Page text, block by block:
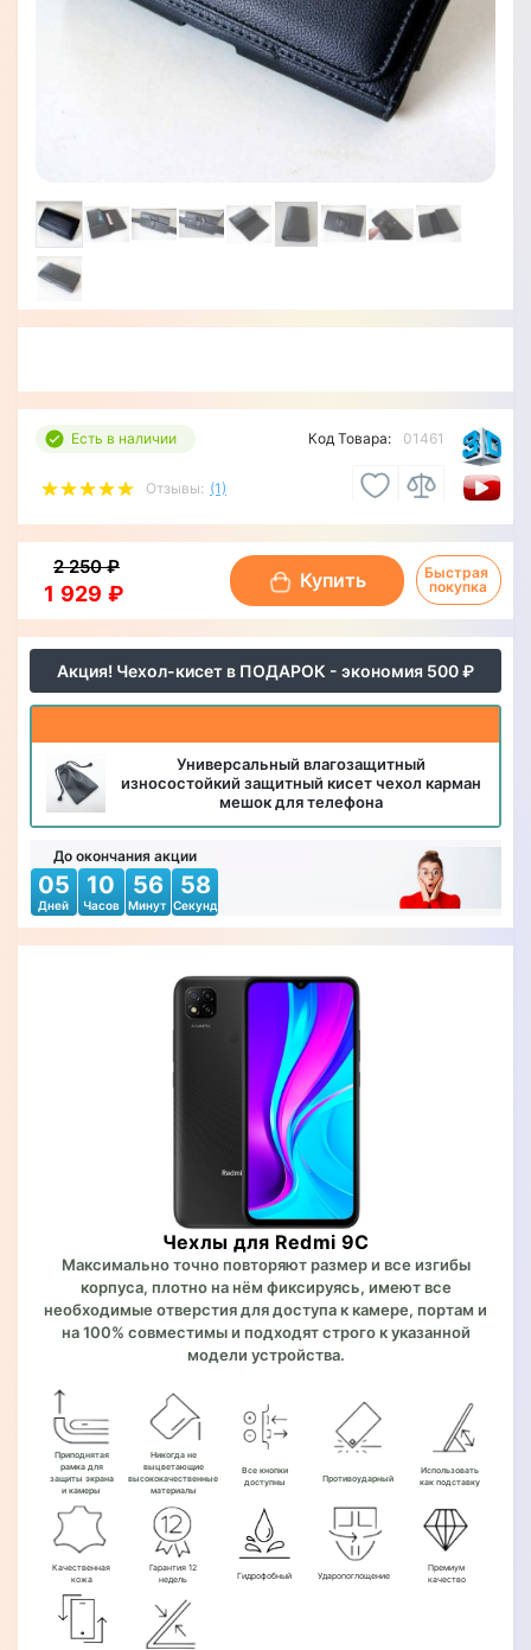
Есть в наличии
Отзывы: (1)
Код Товара: 01461
Акция! Чехол-кисет в ПОДАРОК - экономия 500 ₽
Универсальный влагозащитный
износостойкий защитный кисет чехол карман
мешок для телефона
До окончания акции
05
Дней
10
Часов
56
Минут
56
Секунд
Чехлы для Redmi 9C
Максимально точно повторяют размер и все изгибы
корпуса, плотно на нём фиксируясь, имеют все
необходимые отверстия для доступа к камере, портам и
на 100% совместимы и подходят строго к указанной
модели устройства.
Приподнятая
рамка для
защиты экрана
и камеры
Никогда не
выцветающие
высококачественные
материалы
Все кнопки
доступны
Противоударный
Использовать
как подставку
Качественная
кожа
Гарантия 12
недель
Гидрофобный Ударопоглощение
Премиум
качество
1 929 ₽
2 250 ₽
Купить
Быстрая
покупка